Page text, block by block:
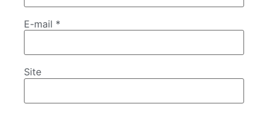
E-mail *
Site